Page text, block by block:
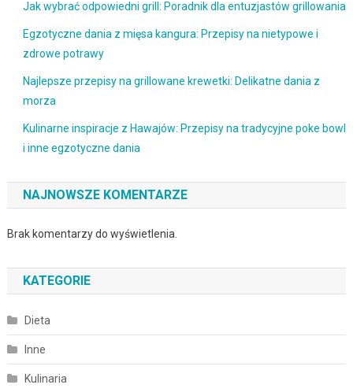
Jak wybrać odpowiedni grill: Poradnik dla entuzjastów grillowania
Egzotyczne dania z mięsa kangura: Przepisy na nietypowe i
zdrowe potrawy
Najlepsze przepisy na grillowane krewetki: Delikatne dania z
morza
Kulinarne inspiracje z Hawajów: Przepisy na tradycyjne poke bowl
i inne egzotyczne dania
NAJNOWSZE KOMENTARZE
Brak komentarzy do wyświetlenia.
KATEGORIE
Dieta
Inne
Kulinaria